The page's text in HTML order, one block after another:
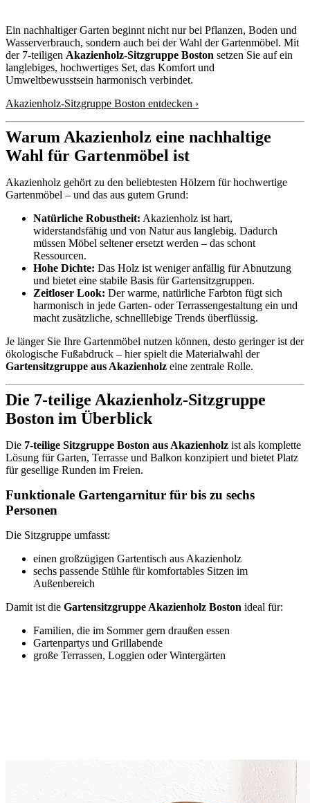
Ein nachhaltiger Garten beginnt nicht nur bei Pflanzen, Boden und
Wasserverbrauch, sondern auch bei der Wahl der Gartenmöbel. Mit
der 7-teiligen Akazienholz-Sitzgruppe Boston setzen Sie auf ein
langlebiges, hochwertiges Set, das Komfort und
Umweltbewusstsein harmonisch verbindet.
Akazienholz-Sitzgruppe Boston entdecken ›
Warum Akazienholz eine nachhaltige
Wahl für Gartenmöbel ist
Akazienholz gehört zu den beliebtesten Hölzern für hochwertige
Gartenmöbel – und das aus gutem Grund:
Natürliche Robustheit: Akazienholz ist hart,
widerstandsfähig und von Natur aus langlebig. Dadurch
müssen Möbel seltener ersetzt werden – das schont
Ressourcen.
Hohe Dichte: Das Holz ist weniger anfällig für Abnutzung
und bietet eine stabile Basis für Gartensitzgruppen.
Zeitloser Look: Der warme, natürliche Farbton fügt sich
harmonisch in jede Garten- oder Terrassengestaltung ein und
macht zusätzliche, schnelllebige Trends überflüssig.
Je länger Sie Ihre Gartenmöbel nutzen können, desto geringer ist der
ökologische Fußabdruck – hier spielt die Materialwahl der
Gartensitzgruppe aus Akazienholz eine zentrale Rolle.
Die 7-teilige Akazienholz-Sitzgruppe
Boston im Überblick
Die 7-teilige Sitzgruppe Boston aus Akazienholz ist als komplette
Lösung für Garten, Terrasse und Balkon konzipiert und bietet Platz
für gesellige Runden im Freien.
Funktionale Gartengarnitur für bis zu sechs
Personen
Die Sitzgruppe umfasst:
einen großzügigen Gartentisch aus Akazienholz
sechs passende Stühle für komfortables Sitzen im
Außenbereich
Damit ist die Gartensitzgruppe Akazienholz Boston ideal für:
Familien, die im Sommer gern draußen essen
Gartenpartys und Grillabende
große Terrassen, Loggien oder Wintergärten